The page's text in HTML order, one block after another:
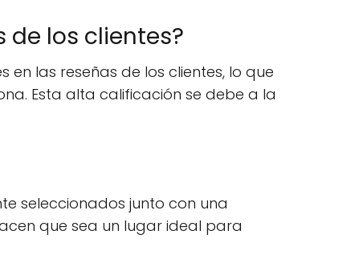
de los clientes?
las reseñas de los clientes, lo que
Esta alta calificación se debe a la
seleccionados junto con una
que sea un lugar ideal para